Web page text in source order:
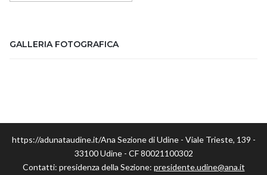
GALLERIA FOTOGRAFICA
https://adunataudine.it/Ana Sezione di Udine - Viale Trieste, 139 -
33100 Udine - CF 80021100302
Contatti: presidenza della Sezione: presidente.udine@ana.it